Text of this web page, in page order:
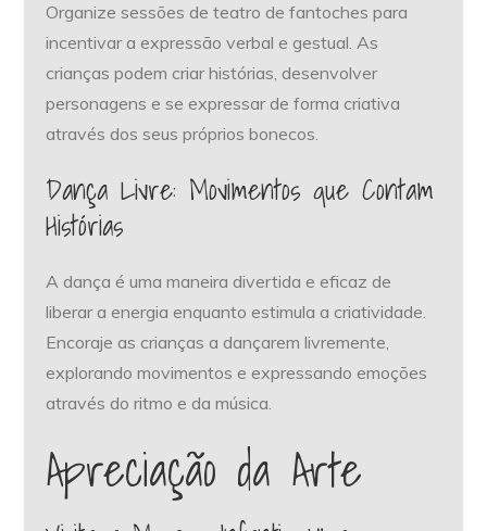
Organize sessões de teatro de fantoches para
incentivar a expressão verbal e gestual. As
crianças podem criar histórias, desenvolver
personagens e se expressar de forma criativa
através dos seus próprios bonecos.
Dança Livre: Movimentos que Contam
Histórias
A dança é uma maneira divertida e eficaz de
liberar a energia enquanto estimula a criatividade.
Encoraje as crianças a dançarem livremente,
explorando movimentos e expressando emoções
através do ritmo e da música.
Apreciação da Arte